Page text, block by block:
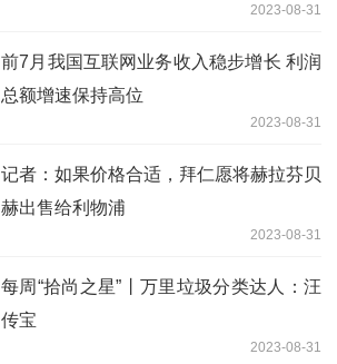
2023-08-31
前7月我国互联网业务收入稳步增长 利润
总额增速保持高位
2023-08-31
记者：如果价格合适，拜仁愿将赫拉芬贝
赫出售给利物浦
2023-08-31
每周“拾尚之星”丨万里垃圾分类达人：汪
传宝
2023-08-31